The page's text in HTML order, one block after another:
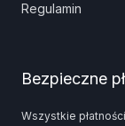
Regulamin
Bezpieczne
Wszystkie